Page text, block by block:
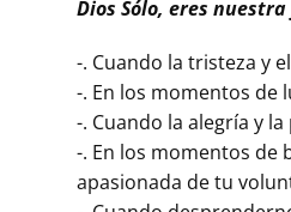
Dios Sólo, eres
-. Cuando la tristeza y
-. En los momentos de
-. Cuando la alegría y
-. En los momentos de
apasionada de tu